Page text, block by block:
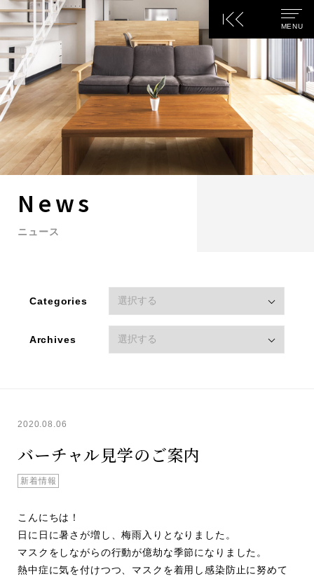
(株)万建設興
MENU
News
ニュース
Categories
Archives
2020.08.06
バーチャル見学のご案内
新着情報
こんにちは！
日に日に暑さが増し、梅雨入りとなりました。
マスクをしながらの行動が億劫な季節になりました。
熱中症に気を付けつつ、マスクを着用し感染防止に努めて